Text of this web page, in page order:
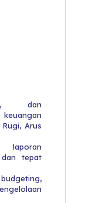
dan
Arus
laporan
tepat